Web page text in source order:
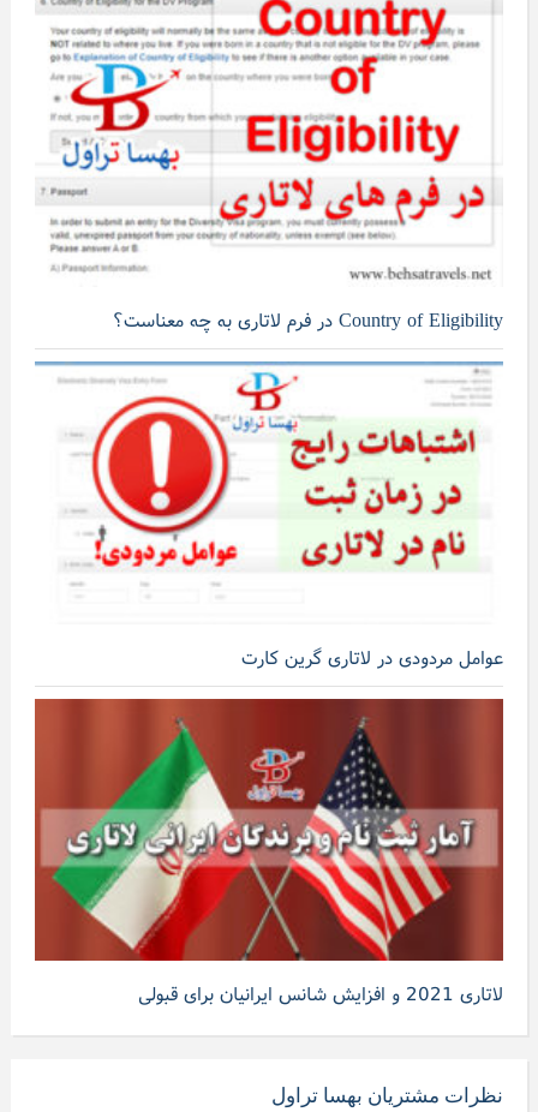
Country of Eligibility در فرم لاتاری به چه معناست؟
عوامل مردودی در لاتاری گرین کارت
لاتاری 2021 و افزایش شانس ایرانیان برای قبولی
نظرات مشتریان بهسا تراول